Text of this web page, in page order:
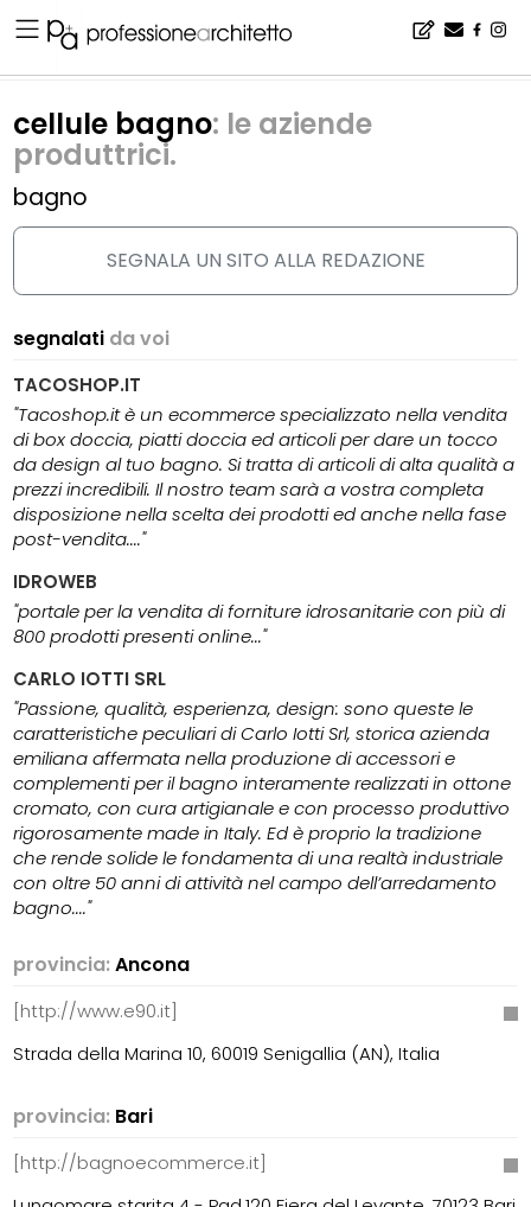
cellule bagno: le aziende
produttrici.
bagno
SEGNALA UN SITO ALLA REDAZIONE
segnalati da voi
TACOSHOP.IT
"Tacoshop.it è un ecommerce specializzato nella vendita
di box doccia, piatti doccia ed articoli per dare un tocco
da design al tuo bagno. Si tratta di articoli di alta qualità a
prezzi incredibili. Il nostro team sarà a vostra completa
disposizione nella scelta dei prodotti ed anche nella fase
post-vendita...."
IDROWEB
"portale per la vendita di forniture idrosanitarie con più di
800 prodotti presenti online..."
CARLO IOTTI SRL
"Passione, qualità, esperienza, design: sono queste le
caratteristiche peculiari di Carlo Iotti Srl, storica azienda
emiliana affermata nella produzione di accessori e
complementi per il bagno interamente realizzati in ottone
cromato, con cura artigianale e con processo produttivo
rigorosamente made in Italy. Ed è proprio la tradizione
che rende solide le fondamenta di una realtà industriale
con oltre 50 anni di attività nel campo dell’arredamento
bagno...."
provincia:Ancona
[http://www.e90.it]
Strada della Marina 10, 60019 Senigallia (AN), Italia
provincia: Bari
[http://bagnoecommerce.it]